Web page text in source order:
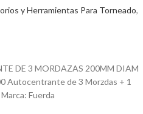
y Herramientas Para Torneado,
DE 3 MORDAZAS 200MM DIAM
Autocentrante de 3 Morzdas + 1
Fuerda